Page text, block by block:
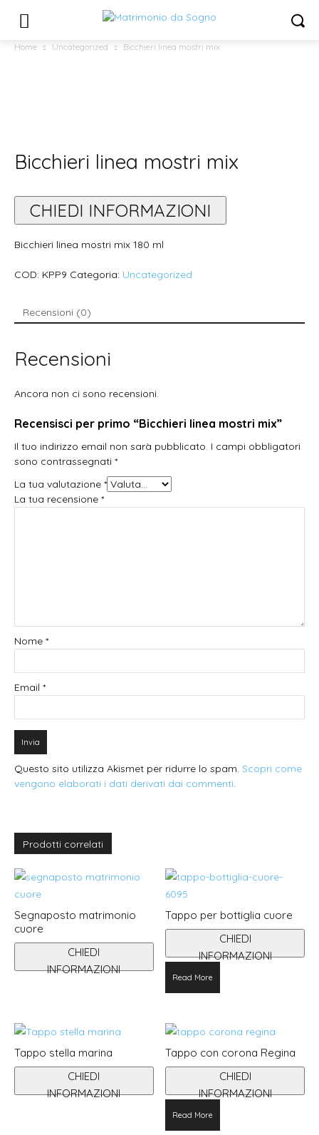
Home Uncategorized Bicchieri linea mostri mix
Bicchieri linea mostri mix
CHIEDI INFORMAZIONI
Bicchieri linea mostri mix 180 ml
COD: KPP9 Categoria: Uncategorized
Recensioni (0)
Recensioni
Ancora non ci sono recensioni.
Recensisci per primo “Bicchieri linea mostri mix”
Il tuo indirizzo email non sarà pubblicato. I campi obbligatori
sono contrassegnati *
La tua valutazione *
La tua recensione *
Nome *
Email *
Questo sito utilizza Akismet per ridurre lo spam. Scopri come
vengono elaborati i dati derivati dai commenti.
Prodotti correlati
Segnaposto matrimonio
cuore
CHIEDI
INFORMAZIONI
Tappo per bottiglia cuore
CHIEDI
INFORMAZIONI
Read More
Tappo stella marina
CHIEDI
INFORMAZIONI
Tappo con corona Regina
CHIEDI
INFORMAZIONI
Read More